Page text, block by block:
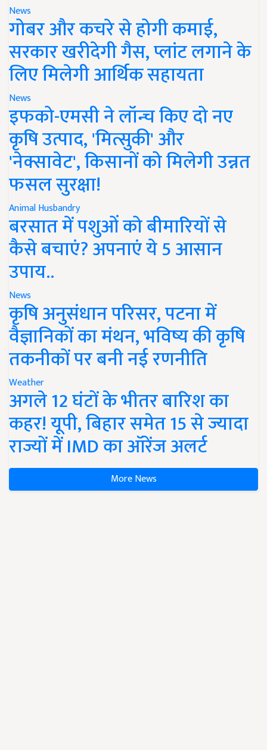
News
गोबर और कचरे से होगी कमाई,
सरकार खरीदेगी गैस, प्लांट लगाने के
लिए मिलेगी आर्थिक सहायता
News
इफको-एमसी ने लॉन्च किए दो नए
कृषि उत्पाद, 'मित्सुकी' और
'नेक्सावेट', किसानों को मिलेगी उन्नत
फसल सुरक्षा!
Animal Husbandry
बरसात में पशुओं को बीमारियों से
कैसे बचाएं? अपनाएं ये 5 आसान
उपाय..
News
कृषि अनुसंधान परिसर, पटना में
वैज्ञानिकों का मंथन, भविष्य की कृषि
तकनीकों पर बनी नई रणनीति
Weather
अगले 12 घंटों के भीतर बारिश का
कहर! यूपी, बिहार समेत 15 से ज्यादा
राज्यों में IMD का ऑरेंज अलर्ट
More News